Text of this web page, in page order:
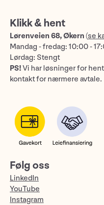
Klikk & hent
Lørenveien 68, Økern (se
Mandag - fredag: 10:00 -
Lørdag: Stengt
PS!Vi har løsninger for
kontakt for nærmere avtale.
Følg oss
LinkedIn
YouTube
Instagram